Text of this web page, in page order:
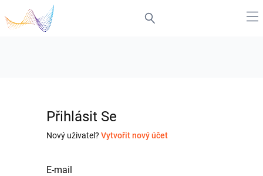
Přihlásit Se
Nový uživatel? Vytvořit nový účet
E-mail